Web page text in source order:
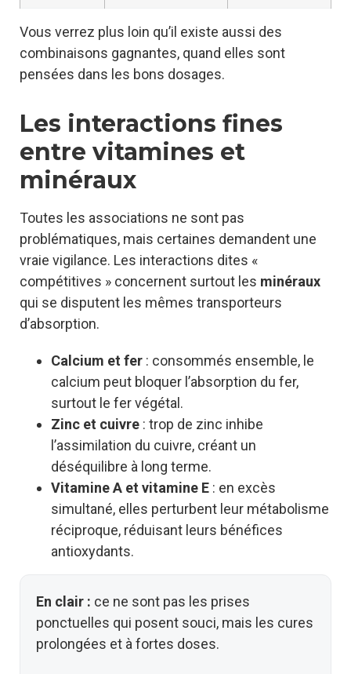
Vous verrez plus loin qu’il existe aussi des
combinaisons gagnantes, quand elles sont
pensées dans les bons dosages.
Les interactions fines
entre vitamines et
minéraux
Toutes les associations ne sont pas
problématiques, mais certaines demandent une
vraie vigilance. Les interactions dites «
compétitives » concernent surtout les minéraux
qui se disputent les mêmes transporteurs
d’absorption.
Calcium et fer : consommés ensemble, le
calcium peut bloquer l’absorption du fer,
surtout le fer végétal.
Zinc et cuivre : trop de zinc inhibe
l’assimilation du cuivre, créant un
déséquilibre à long terme.
Vitamine A et vitamine E : en excès
simultané, elles perturbent leur métabolisme
réciproque, réduisant leurs bénéfices
antioxydants.
En clair : ce ne sont pas les prises
ponctuelles qui posent souci, mais les cures
prolongées et à fortes doses.